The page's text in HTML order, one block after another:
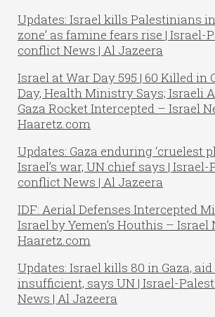
Updates: Israel kills Palestinians in
zone’ as famine fears rise | Israel-
conflict News | Al Jazeera
Israel at War Day 595 | 60 Killed in
Day, Health Ministry Says; Israeli
Gaza Rocket Intercepted – Israel
Haaretz.com
Updates: Gaza enduring ‘cruelest
Israel’s war, UN chief says | Israel-
conflict News | Al Jazeera
IDF: Aerial Defenses Intercepted
Israel by Yemen’s Houthis – Israel
Haaretz.com
Updates: Israel kills 80 in Gaza,
insufficient, says UN | Israel-
News | Al Jazeera